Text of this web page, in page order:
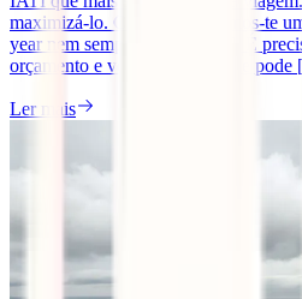
maximizá-lo. Como? Nós damos-te
year nem sempre é tarefa fácil. É
orçamento e ver como é que ele pode
Ler mais